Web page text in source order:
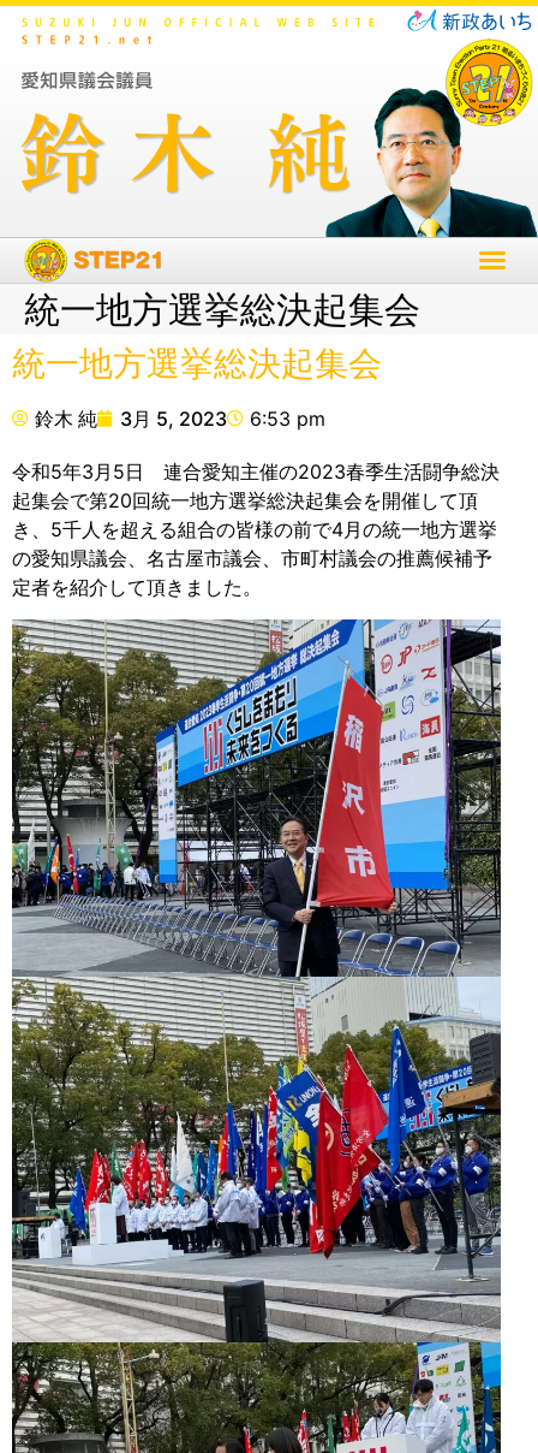
統一地方選挙総決起集会
統一地方選挙総決起集会
鈴木 純 3月 5, 2023 6:53 pm
令和5年3月5日 連合愛知主催の2023春季生活闘争総決
起集会で第20回統一地方選挙総決起集会を開催して頂
き、5千人を超える組合の皆様の前で4月の統一地方選挙
の愛知県議会、名古屋市議会、市町村議会の推薦候補予
定者を紹介して頂きました。